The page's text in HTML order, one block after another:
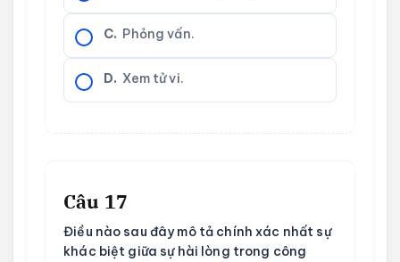
C. Phỏng vấn.
D. Xem tử vi.
Câu 17
Điều nào sau đây mô tả chính xác nhất sự
khác biệt giữa sự hài lòng trong công